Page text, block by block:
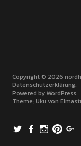
Copyright © 2026
Datenschutzerklärung
Powered by WordPress
Theme: Uku von